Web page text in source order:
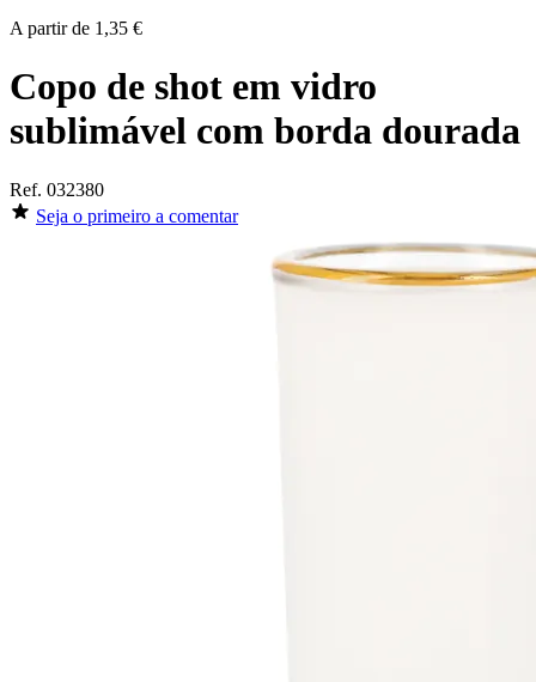
A partir de 1,35 €
Copo de shot em vidro
sublimável com borda dourada
Ref. 032380
Seja o primeiro a comentar